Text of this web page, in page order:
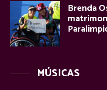
Brenda
MÚSICAS